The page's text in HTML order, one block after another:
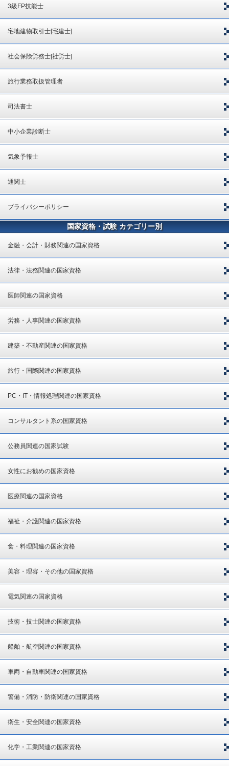
3級FP技能士
宅地建物取引士[宅建士]
社会保険労務士[社労士]
旅行業務取扱管理者
司法書士
中小企業診断士
気象予報士
通関士
プライバシーポリシー
国家資格・試験 カテゴリー別
金融・会計・財務関連の国家資格
法律・法務関連の国家資格
医師関連の国家資格
労務・人事関連の国家資格
建築・不動産関連の国家資格
旅行・国際関連の国家資格
PC・IT・情報処理関連の国家資格
コンサルタント系の国家資格
公務員関連の国家試験
女性にお勧めの国家資格
医療関連の国家資格
福祉・介護関連の国家資格
食・料理関連の国家資格
美容・理容・その他の国家資格
電気関連の国家資格
技術・技士関連の国家資格
船舶・航空関連の国家資格
車両・自動車関連の国家資格
警備・消防・防衛関連の国家資格
衛生・安全関連の国家資格
化学・工業関連の国家資格